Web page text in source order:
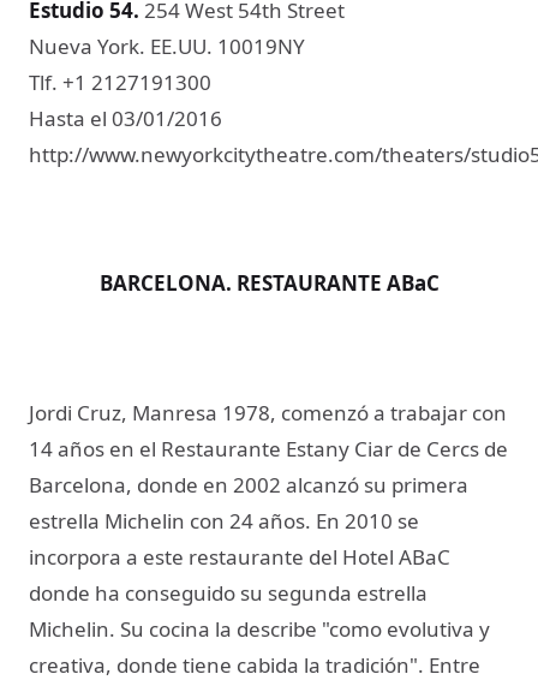
Estudio 54. 254 West 54th Street
Nueva York. EE.UU. 10019NY
Tlf. +1 2127191300
Hasta el 03/01/2016
http://www.newyorkcitytheatre.com/theaters/
BARCELONA. RESTAURANTE ABaC
Jordi Cruz, Manresa 1978, comenzó a trabajar con
14 años en el Restaurante Estany Ciar de Cercs de
Barcelona, donde en 2002 alcanzó su primera
estrella Michelin con 24 años. En 2010 se
incorpora a este restaurante del Hotel ABaC
donde ha conseguido su segunda estrella
Michelin. Su cocina la describe "como evolutiva y
creativa, donde tiene cabida la tradición". Entre